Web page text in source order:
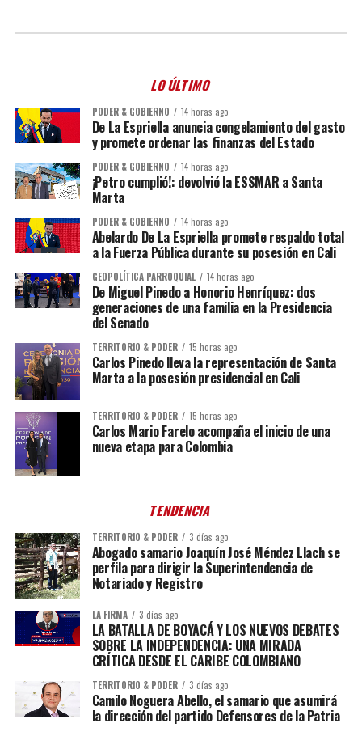
LO ÚLTIMO
PODER & GOBIERNO 14 horas ago
De La Espriella anuncia congelamiento del gasto
y promete ordenar las finanzas del Estado
PODER & GOBIERNO 14 horas ago
¡Petro cumplió!: devolvió la ESSMAR a Santa
Marta
PODER & GOBIERNO 14 horas ago
Abelardo De La Espriella promete respaldo total
a la Fuerza Pública durante su posesión en Cali
GEOPOLÍTICA PARROQUIAL 14 horas ago
De Miguel Pinedo a Honorio Henríquez: dos
generaciones de una familia en la Presidencia
del Senado
TERRITORIO & PODER 15 horas ago
Carlos Pinedo lleva la representación de Santa
Marta a la posesión presidencial en Cali
TERRITORIO & PODER 15 horas ago
Carlos Mario Farelo acompaña el inicio de una
nueva etapa para Colombia
TENDENCIA
TERRITORIO & PODER 3 días ago
Abogado samario Joaquín José Méndez Llach se
perfila para dirigir la Superintendencia de
Notariado y Registro
LA FIRMA 3 días ago
LA BATALLA DE BOYACÁ Y LOS NUEVOS DEBATES
SOBRE LA INDEPENDENCIA: UNA MIRADA
CRÍTICA DESDE EL CARIBE COLOMBIANO
TERRITORIO & PODER 3 días ago
Camilo Noguera Abello, el samario que asumirá
la dirección del partido Defensores de la Patria